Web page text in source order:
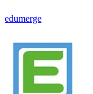
edumerge